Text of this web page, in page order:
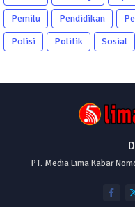
Pemilu
Pendidikan
Polisi
Politik Sosial
PT. Media Lima Kabar